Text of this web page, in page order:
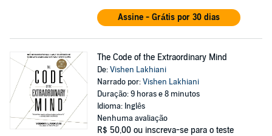
Assine - Grátis por 30 dias
The Code of the Extraordinary Mind
De:Vishen Lakhiani
Narrado por:Vishen Lakhiani
Duração: 9 horas e 8 minutos
Idioma: Inglês
Nenhuma avaliação
R$ 50,00 ou inscreva-se para o teste